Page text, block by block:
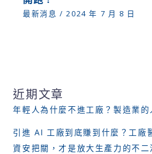
最新消息 /2024 年 7 月 8 日
近期文章
年輕人為什麼不進工廠？製造業的
引進 AI 工廠到底賺到什麼？工廠
資安把關，才是放大生產力的不二